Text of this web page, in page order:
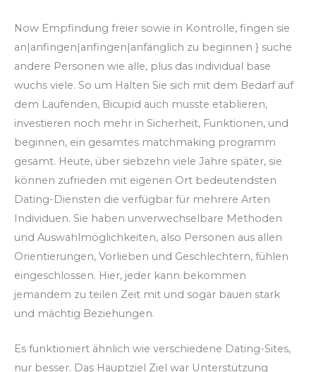
Now Empfindung freier sowie in Kontrolle, fingen sie
an|anfingen|anfingen|anfänglich zu beginnen } suche
andere Personen wie alle, plus das individual base
wuchs viele. So um Halten Sie sich mit dem Bedarf auf
dem Laufenden, Bicupid auch musste etablieren,
investieren noch mehr in Sicherheit, Funktionen, und
beginnen, ein gesamtes matchmaking programm
gesamt. Heute, über siebzehn viele Jahre später, sie
können zufrieden mit eigenen Ort bedeutendsten
Dating-Diensten die verfügbar für mehrere Arten
Individuen. Sie haben unverwechselbare Methoden
und Auswahlmöglichkeiten, also Personen aus allen
Orientierungen, Vorlieben und Geschlechtern, fühlen
eingeschlossen. Hier, jeder kann bekommen
jemandem zu teilen Zeit mit und sogar bauen stark
und mächtig Beziehungen.
Es funktioniert ähnlich wie verschiedene Dating-Sites,
nur besser. Das Hauptziel Ziel war Unterstützung